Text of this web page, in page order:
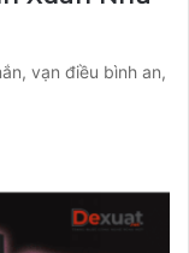
vạn điều bình an,